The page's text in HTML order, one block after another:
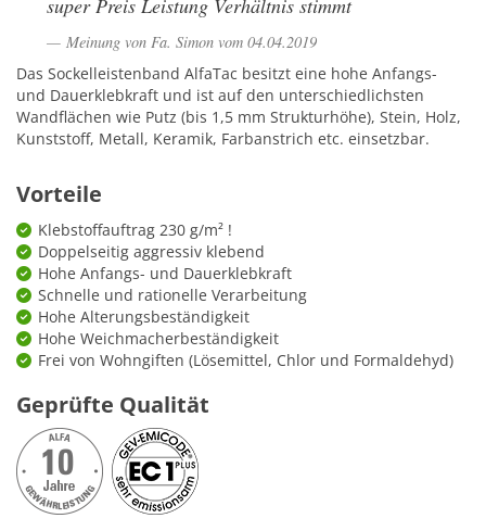
Meinung von Fa. Simon vom 04.04.2019
Das Sockelleistenband AlfaTac besitzt eine hohe Anfangs-
und Dauerklebkraft und ist auf den unterschiedlichsten
Wandflächen wie Putz (bis 1,5 mm Strukturhöhe), Stein, Holz,
Kunststoff, Metall, Keramik, Farbanstrich etc. einsetzbar.
Vorteile
Klebstoffauftrag 230 g/m² !
Doppelseitig aggressiv klebend
Hohe Anfangs- und Dauerklebkraft
Schnelle und rationelle Verarbeitung
Hohe Alterungsbeständigkeit
Hohe Weichmacherbeständigkeit
Frei von Wohngiften (Lösemittel, Chlor und Formaldehyd)
Geprüfte Qualität